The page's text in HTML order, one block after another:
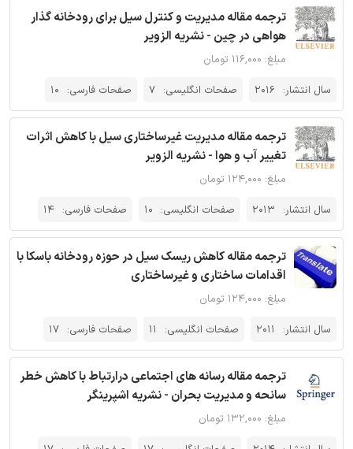
ترجمه مقاله مدیریت و کنترل سیل برای رودخانه گذار
هواهی در چین - نشریه الزویر
مبلغ: ۱۱۶,۰۰۰ تومان
سال انتشار: 2016 صفحات انگلیسی: 7 صفحات فارسی: 10
ترجمه مقاله مدیریت غیرساختاری سیل با کاهش اثرات
تغییر آب و هوا - نشریه الزویر
مبلغ: ۱۲۴,۰۰۰ تومان
سال انتشار: 2013 صفحات انگلیسی: 10 صفحات فارسی: 14
ترجمه مقاله کاهش ریسک سیل در حوزه رودخانه باسکا با
اقدامات ساختاری و غیرساختاری
مبلغ: ۱۲۴,۰۰۰ تومان
سال انتشار:
2011 صفحات انگلیسی: 11 صفحات فارسی: 17
ترجمه مقاله رسانه های اجتماعی درارتباط با کاهش خطر
سانحه و مدیریت بحران - نشریه اشپرینگر
مبلغ: ۱۳۲,۰۰۰ تومان